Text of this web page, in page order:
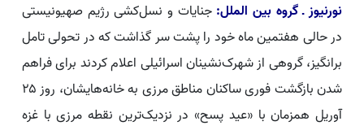
نورنیوز ـ گروه بین الملل:جنایات و نسل‌کشی رژیم صهیونیستی
در حالی هفتمین ماه خود را پشت سر گذاشت که در تحولی تامل
برانگیز، گروهی از شهرک‌نشینان اسرائیلی اعلام کردند برای فراهم
شدن بازگشت فوری ساکنان مناطق مرزی به خانه‌هایشان، روز ۲۵
آوریل همزمان با «عید پسح» در نزدیک‌ترین نقطه مرزی با غزه